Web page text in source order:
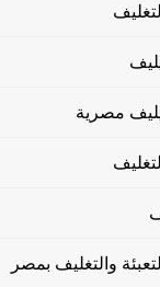
مصرية
والتغليف بمصر